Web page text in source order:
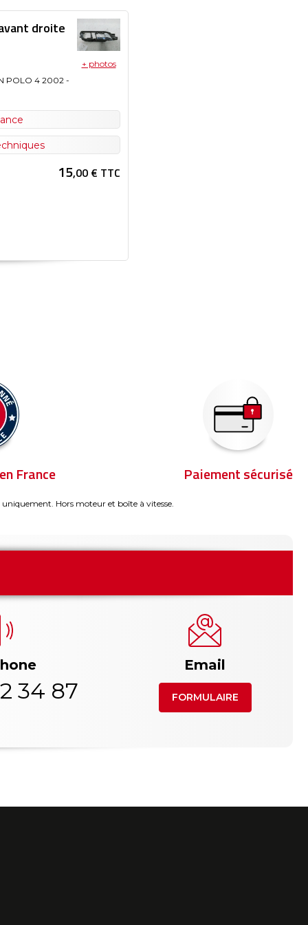
droite
POLO 4 2002 -
+ photos
15,00 € TTC
France Paiement sécurisé
Hors moteur et boîte à vitesse.
34 87
Email
FORMULAIRE